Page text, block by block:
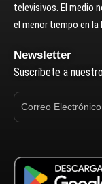
televisivos. El medio
el menor tiempo en
Newsletter
Suscríbete a